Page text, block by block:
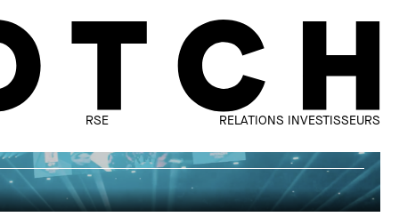
RSE RELATIONS INVESTISSEURS